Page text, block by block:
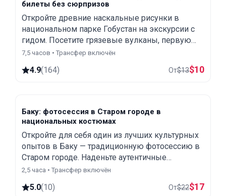
билеты без сюрпризов
Откройте древние наскальные рисунки в
национальном парке Гобустан на экскурсии с
гидом. Посетите грязевые вулканы, первую
нефтяную скважину, мечеть Биби-Хейбат и
7,5 часов • Трансфер включён
4.9(164) От$13$10
Баку: фотосессия в Старом городе в
национальных костюмах
Откройте для себя один из лучших культурных
опытов в Баку — традиционную фотосессию в
Старом городе. Наденьте аутентичные
азербайджанские наряды и запечатлейте
фотографом.
2,5 часа • Трансфер включён
5.0(10) От$22$17